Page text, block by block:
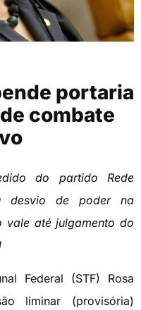
portaria
combate
do partido Rede
desvio de poder na
vale até julgamento do
Federal (STF) Rosa
liminar (provisória)